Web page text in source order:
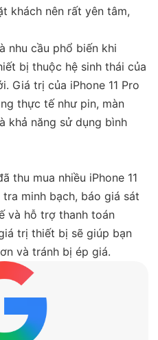
khách nên rất yên tâm,
nhu cầu phổ biến khi
bị thuộc hệ sinh thái của
Giá trị của iPhone 11 Pro
thực tế như pin, màn
khả năng sử dụng bình
thu mua nhiều iPhone 11
minh bạch, báo giá sát
và hỗ trợ thanh toán
trị thiết bị sẽ giúp bạn
và tránh bị ép giá.